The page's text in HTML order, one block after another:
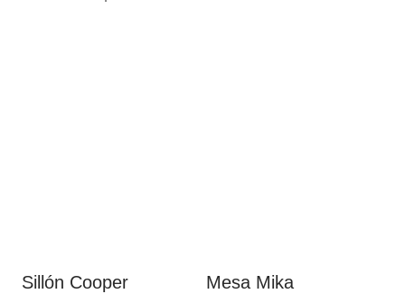
en
Sillón Cooper
Mesa Mika